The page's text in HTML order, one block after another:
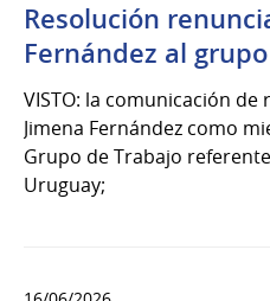
Resolución
Fernández al
VISTO: la comunicación
Jimena Fernández como
Grupo de Trabajo
Uruguay;